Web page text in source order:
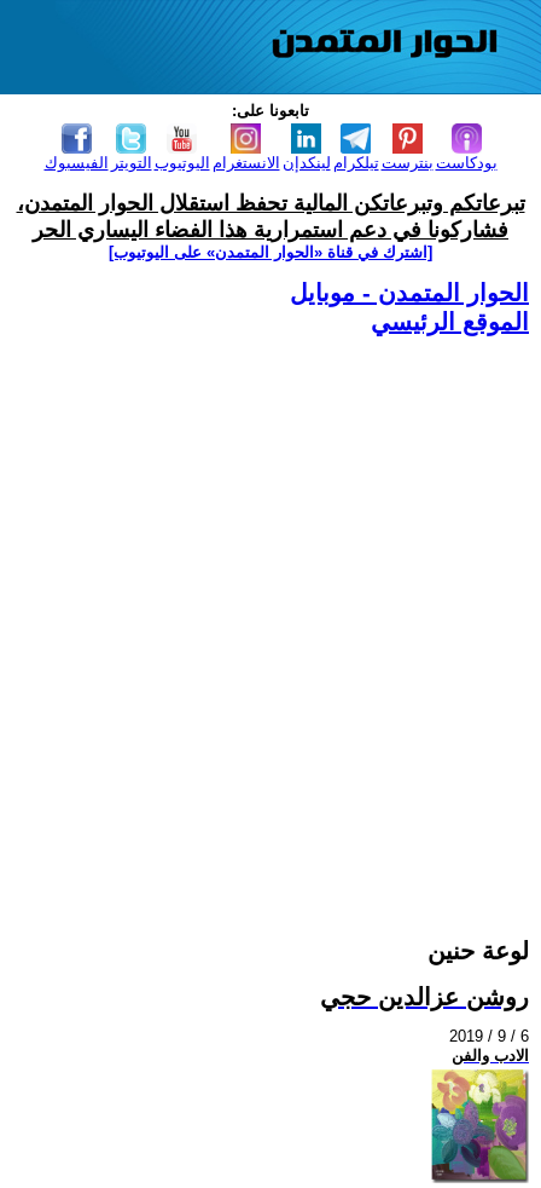
تابعونا على:
الفيسبوك التويتر اليوتيوب الانستغرام لينكدإن تيلكرامبنترست بودكاست
تبرعاتكم وتبرعاتكن المالية تحفظ استقلال الحوار المتمدن،
فشاركونا في دعم استمرارية هذا الفضاء اليساري الحر
[اشترك في قناة ‫«الحوار المتمدن» على اليوتيوب]
الحوار المتمدن - موبايل
الموقع الرئيسي
لوعة حنين
روشن عزالدين حجي
2019 / 9 / 6
الادب والفن